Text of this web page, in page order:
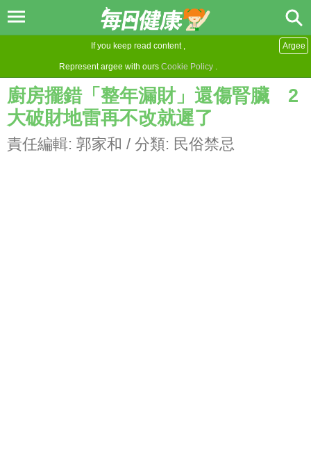
If you keep read content ,
Represent argee with ours Cookie Policy .
Argee
廚房擺錯「整年漏財」還傷腎臟 2
大破財地雷再不改就遲了
責任編輯: 郭家和 / 分類: 民俗禁忌